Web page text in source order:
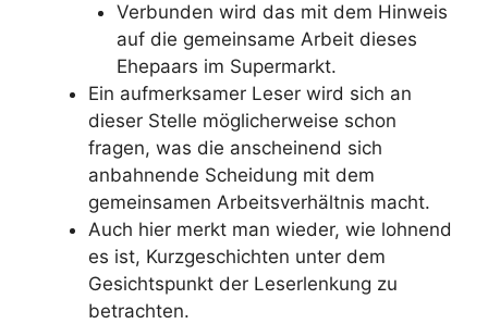
Verbunden wird das mit dem Hinweis
auf die gemeinsame Arbeit dieses
Ehepaars im Supermarkt.
Ein aufmerksamer Leser wird sich an
dieser Stelle möglicherweise schon
fragen, was die anscheinend sich
anbahnende Scheidung mit dem
gemeinsamen Arbeitsverhältnis macht.
Auch hier merkt man wieder, wie lohnend
es ist, Kurzgeschichten unter dem
Gesichtspunkt der Leserlenkung zu
betrachten.